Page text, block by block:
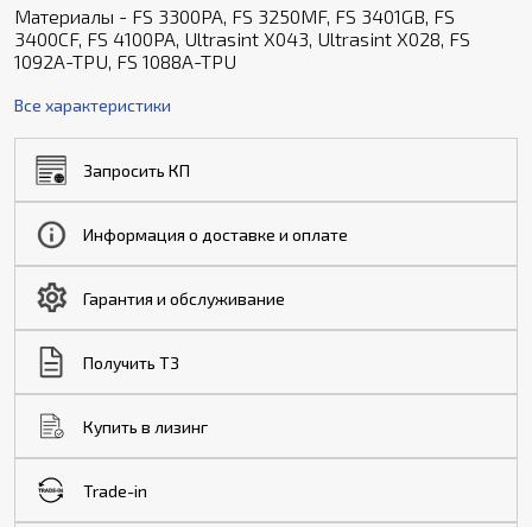
Материалы - FS 3300PA, FS 3250MF, FS 3401GB, FS
3400CF, FS 4100PA, Ultrasint X043, Ultrasint X028, FS
1092A-TPU, FS 1088A-TPU
Все характеристики
Запросить КП
Информация о доставке и оплате
Гарантия и обслуживание
Получить ТЗ
Купить в лизинг
Trade-in